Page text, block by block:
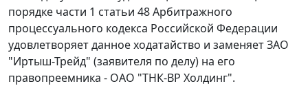
порядке части 1 статьи 48Арбитражного
процессуального кодекса Российской Федерации
удовлетворяет данное ходатайство и заменяет ЗАО
"Иртыш-Трейд" (заявителя по делу) на его
правопреемника - ОАО "ТНК-ВР Холдинг".